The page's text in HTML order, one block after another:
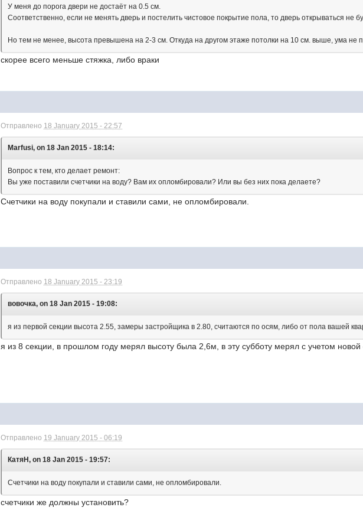
У меня до порога двери не достаёт на 0.5 см.
Соответственно, если не менять дверь и постелить чистовое покрытие пола, то дверь открываться не
Но тем не менее, высота превышена на 2-3 см. Откуда на другом этаже потолки на 10 см. выше, ума не
скорее всего меньше стяжка, либо враки
Отправлено 18 January 2015 - 22:57
Marfusi, on 18 Jan 2015 - 18:14:
Вопрос к тем, кто делает ремонт:
Вы уже поставили счетчики на воду? Вам их опломбировали? Или вы без них пока делаете?
Счетчики на воду покупали и ставили сами, не опломбировали.
Отправлено 18 January 2015 - 23:19
вовочка, on 18 Jan 2015 - 19:08:
я из первой секции высота 2.55, замеры застройщика в 2.80, считаются по осям, либо от пола вашей
я из 8 секции, в прошлом году мерял высоту была 2,6м, в эту субботу мерял с учетом
Отправлено 19 January 2015 - 06:19
КатяН, on 18 Jan 2015 - 19:57:
Счетчики на воду покупали и ставили сами, не опломбировали.
счетчики же должны установить?